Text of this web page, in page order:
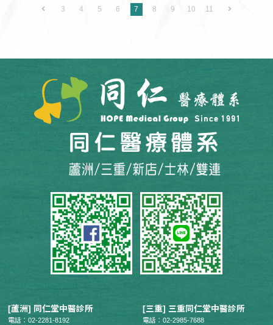
3 4 5 6 7 8 9 10 11
[蘆洲] 同仁堂中醫診所
電話：02-2281-8192
[三重] 三重同仁堂中醫診所
電話：02-2985-7688